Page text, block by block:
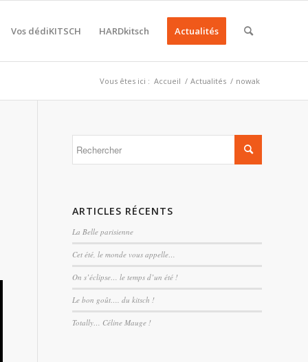
Vos dédiKITSCH HARDkitsch Actualités
Vous êtes ici : Accueil / Actualités / nowak
ARTICLES RÉCENTS
La Belle parisienne
Cet été, le monde vous appelle…
On s’éclipse… le temps d’un été !
Le bon goût…. du kitsch !
Totally… Céline Mauge !